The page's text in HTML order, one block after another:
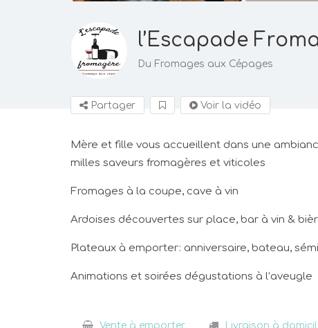
l’Escapade
Du Fromages aux Cépages
Partager Voir la vidéo
Mère et fille vous accueillent dans une
milles saveurs fromagères et viticoles
Fromages à la coupe, cave à vin
Ardoises découvertes sur place, bar à vin &
Plateaux à emporter: anniversaire, bateau,
Animations et soirées dégustations à l’aveugle
Vente à emporter Livraison à